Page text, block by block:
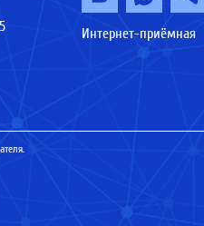
Интернет-приёмная